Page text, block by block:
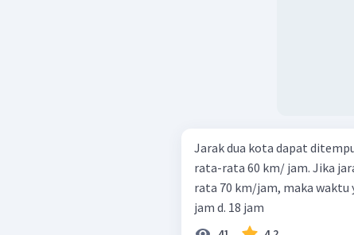
Jarak dua kota dapat
rata-rata 60 km/ jam. Jika
rata 70 km/jam, maka waktu yang
jam d. 18 jam